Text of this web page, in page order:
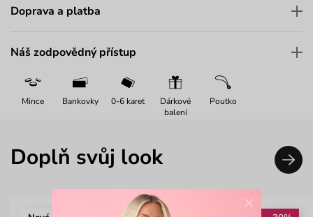
Doprava a platba
Náš zodpovědný přístup
Mince Bankovky 0-6 karet
Dárkové
balení
Poutko
Doplň svůj look
×